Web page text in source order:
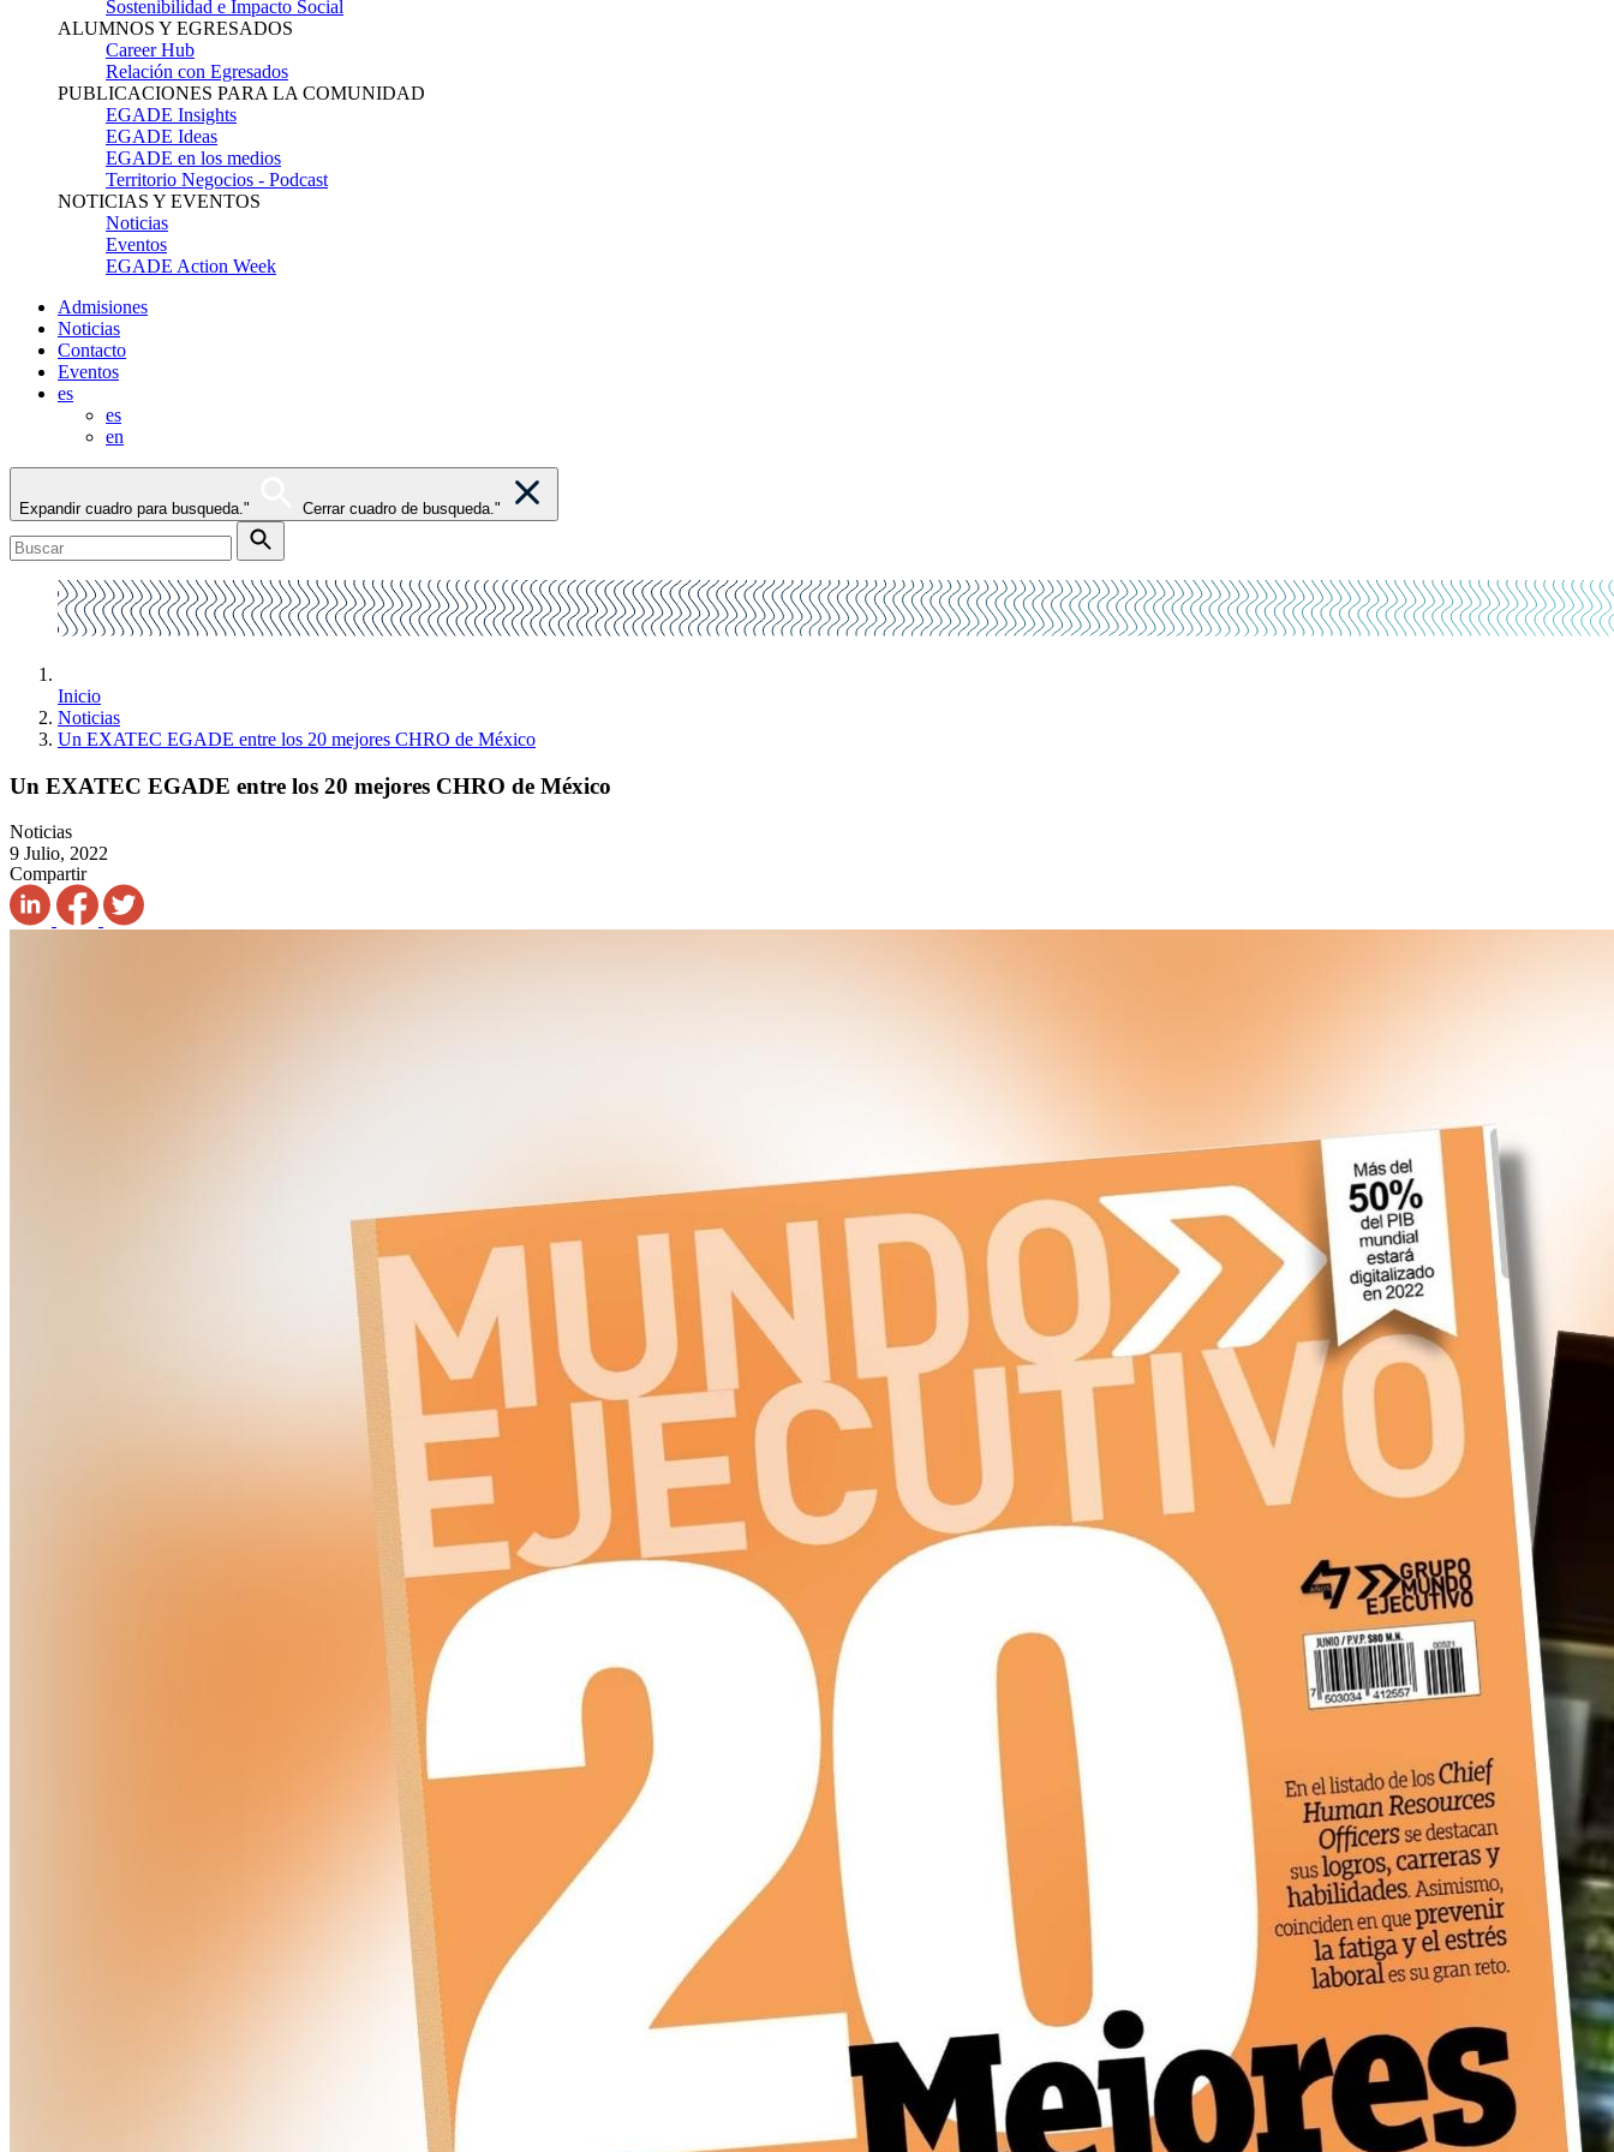
Sostenibilidad e Impacto Social
ALUMNOS Y EGRESADOS
Career Hub
Relación con Egresados
PUBLICACIONES PARA LA COMUNIDAD
EGADE Insights
EGADE Ideas
EGADE en los medios
Territorio Negocios - Podcast
NOTICIAS Y EVENTOS
Noticias
Eventos
EGADE Action Week
Admisiones
Noticias
Contacto
Eventos
es
es
en
Expandir cuadro para busqueda." Cerrar cuadro de busqueda."
Inicio
Noticias
Un EXATEC EGADE entre los 20 mejores CHRO de México
Un EXATEC EGADE entre los 20 mejores CHRO de México
Noticias
9 Julio, 2022
Compartir